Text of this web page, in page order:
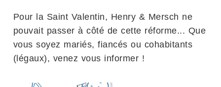
Pour la Saint Valentin, Henry & Mersch ne
pouvait passer à côté de cette réforme... Que
vous soyez mariés, fiancés ou cohabitants
(légaux), venez vous informer !